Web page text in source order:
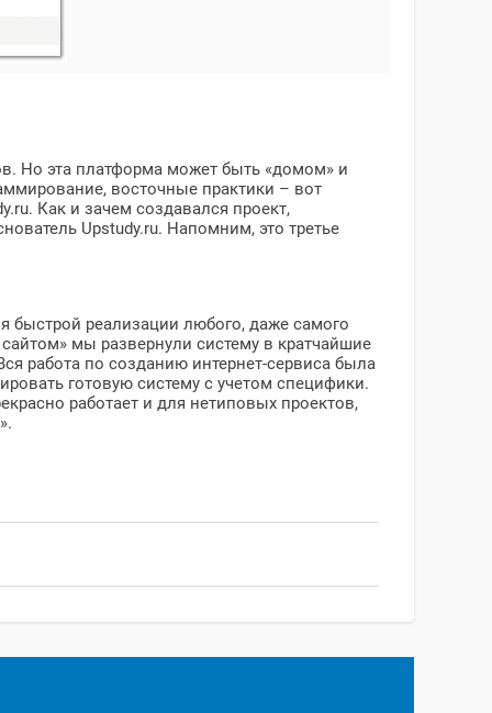
Но эта платформа может быть «домом» и
восточные практики – вот
Как и зачем создавался проект,
Upstudy.ru. Напомним, это третье
быстрой реализации любого, даже самого
мы развернули систему в кратчайшие
работа по созданию интернет-сервиса была
готовую систему с учетом специфики.
работает и для нетиповых проектов,